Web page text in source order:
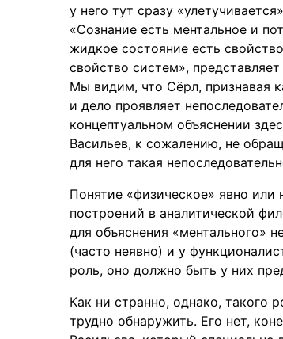
у него тут сразу
«Сознание есть ментальное и
жидкое состояние есть
свойство систем»,
Мы видим, что Сёрл, признавая
и дело проявляет
концептуальном объяснении
Васильев, к сожалению, не
для него такая
Понятие «физическое» явно или
построений в аналитической
для объяснения «ментального»
(часто неявно) и у
роль, оно должно быть у них
Как ни странно, однако, такого
трудно обнаружить. Его нет,